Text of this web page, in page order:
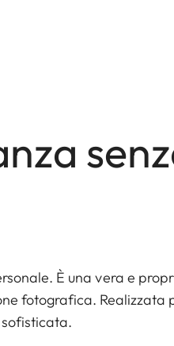
È una vera e
fotografica. Realizzata